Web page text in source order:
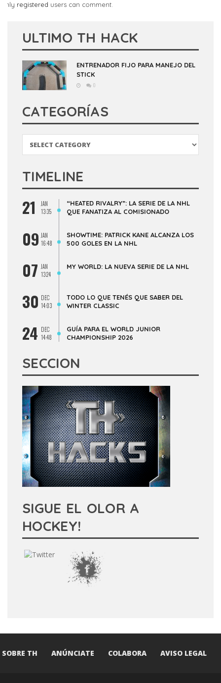
Only registered users can comment.
ULTIMO TH HACK
ENTRENADOR FIJO PARA MANEJO DEL
STICK
0
CATEGORÍAS
TIMELINE
21
JAN
13:35
“HEATED RIVALRY”: LA SERIE DE LA NHL
QUE FANATIZA AL COMISIONADO
09 JAN
16:48
SHOWTIME: PATRICK KANE ALCANZA LOS
500 GOLES EN LA NHL
07 JAN
13:24
MY WORLD: LA NUEVA SERIE DE LA NHL
30 DEC
14:03
TODO LO QUE TENÉS QUE SABER DEL
WINTER CLASSIC
24 DEC
14:48
GUÍA PARA EL WORLD JUNIOR
CHAMPIONSHIP 2026
SECCION
SIGUE EL OLOR A
HOCKEY!
SOBRE TH ANÚNCIATE COLABORA AVISO LEGAL